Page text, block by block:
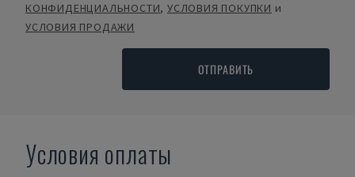
КОНФИДЕНЦИАЛЬНОСТИ,УСЛОВИЯ ПОКУПКИ и
УСЛОВИЯ ПРОДАЖИ
ОТПРАВИТЬ
Условия оплаты